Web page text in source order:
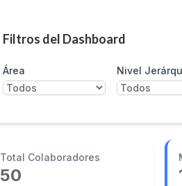
Filtros del Dashboard
Área Nivel
Total Colaboradores
50